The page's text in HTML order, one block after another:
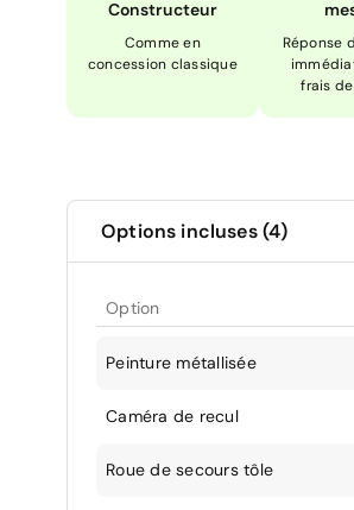
Constructeur
Comme en
concession classique
Réponse
frais
Options incluses (4)
Option
Peinture métallisée
Caméra de recul
Roue de secours tôle